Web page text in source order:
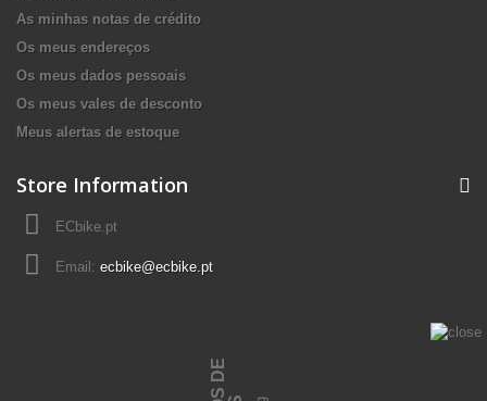
As minhas notas de crédito
Os meus endereços
Os meus dados pessoais
Os meus vales de desconto
Meus alertas de estoque
Store Information
ECbike.pt
Email: ecbike@ecbike.pt